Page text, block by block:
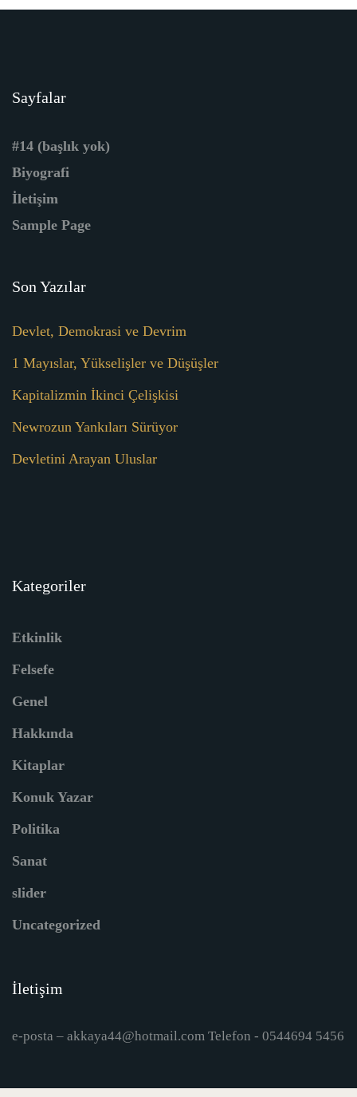
Sayfalar
#14 (başlık yok)
Biyografi
İletişim
Sample Page
Son Yazılar
Devlet, Demokrasi ve Devrim
1 Mayıslar, Yükselişler ve Düşüşler
Kapitalizmin İkinci Çelişkisi
Newrozun Yankıları Sürüyor
Devletini Arayan Uluslar
Kategoriler
Etkinlik
Felsefe
Genel
Hakkında
Kitaplar
Konuk Yazar
Politika
Sanat
slider
Uncategorized
İletişim
e-posta – akkaya44@hotmail.com Telefon - 0544694 5456